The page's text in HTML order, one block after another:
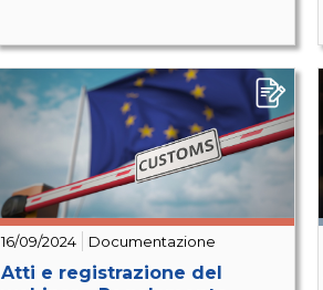
16/09/2024 Documentazione
Atti e registrazione del